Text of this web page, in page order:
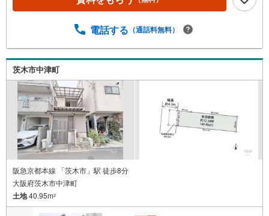
です。◆山手台小学校徒歩6分、北陵中学校徒歩26分。◆現
す。東証上場のウィルで安心取引！定休日無！キッズスペ
内の物件ほぼ全てご紹介！一緒にあなたにとってベストな
お住まいを探しましょう！まずはお気軽にお電話を！弊社
は不動産仲介部署だけでなく、リフォーム専門部署・ロー
ン専門部署がございます。専門部署の担当を付けさせてい
ただき、住宅ローンやリフォームについてのご相談も可能
ですのでお気軽にお申し付けください。
電話する （通話料無料）
茨木市中津町
阪急京都本線 「茨木市」駅 徒歩8分
大阪府茨木市中津町
土地40.95m2